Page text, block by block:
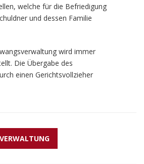
welche für die Befriedigung
und dessen Familie
wird immer
Die Übergabe des
einen Gerichtsvollzieher